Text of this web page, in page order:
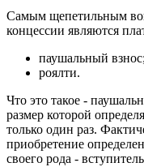
Самым щепетильным
концессии являются
паушальный взнос;
роялти.
Что это такое -
размер которой
только один раз.
приобретение
своего рода -